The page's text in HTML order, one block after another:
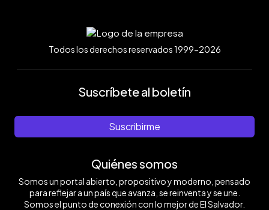
Todos los derechos reservados 1999-2026
Suscríbete al boletín
Suscribirme
Quiénes somos
Somos un portal abierto, propositivo y moderno, pensado
para reflejar a un país que avanza, se reinventa y se une.
Somos el punto de conexión con lo mejor de El Salvador.